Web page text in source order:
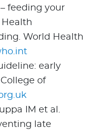
feeding your
Health
World Health
early
of
IM et al.
late